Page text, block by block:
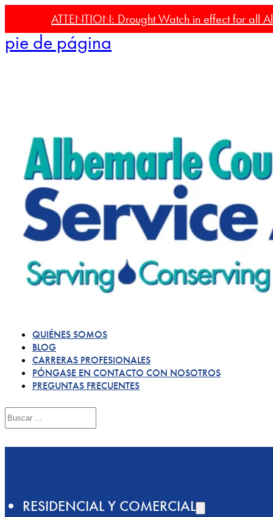
ATTENTION: Drought Watch in effect for all
Ir al contenido principalSaltar al
pie de página
QUIÉNES SOMOS
BLOG
CARRERAS PROFESIONALES
PÓNGASE EN CONTACTO CON NOSOTROS
PREGUNTAS FRECUENTES
Buscar
RESIDENCIAL Y COMERCIAL